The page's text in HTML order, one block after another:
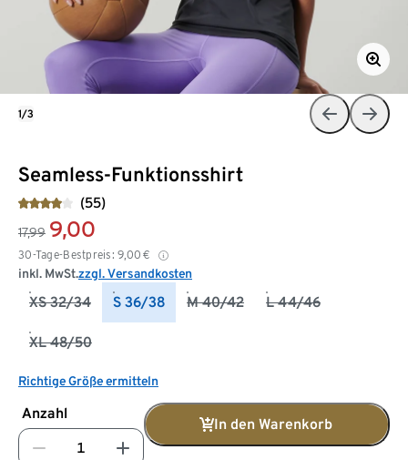
Seamless-Funktionsshirt
(55)
17,99 9,00
30-Tage-Bestpreis: 9,00 €
inkl. MwSt.zzgl. Versandkosten
XS 32/34 S 36/38 M 40/42 L 44/46
XL 48/50
Richtige Größe ermitteln
Anzahl
In den Warenkorb
1/3